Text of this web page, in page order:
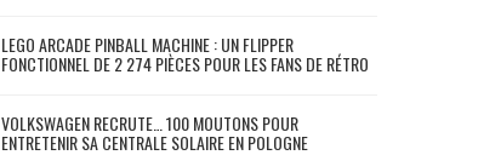
LEGO ARCADE PINBALL MACHINE : UN FLIPPER
FONCTIONNEL DE 2 274 PIÈCES POUR LES FANS DE RÉTRO
VOLKSWAGEN RECRUTE… 100 MOUTONS POUR
ENTRETENIR SA CENTRALE SOLAIRE EN POLOGNE